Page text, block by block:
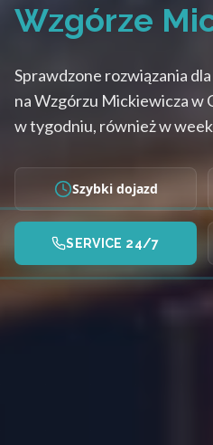
Wzgórze
Sprawdzone rozwiązania
na Wzgórzu Mickiewicza w
w tygodniu, również w
Szybki dojazd
SERVICE 24/7